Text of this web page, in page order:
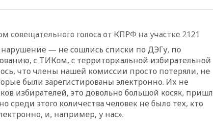
объяснил
вчера, 22:59
ресторана «Армения»
Москве вернут
скульптуру балерины
вчера, 22:45Литовец
протаранил
попытке попасть в
совещательного голоса от КПРФ на участке 2121
нарушение — не сошлись списки по ДЭГу, по
с ТИКом, с территориальной избирательной
что члены нашей комиссии просто потеряли, не
были зарегистированы электронно. Их не
избирателей, это довольно большой косяк,
среди этого количества человек не было тех, кто
и, например, у нас».